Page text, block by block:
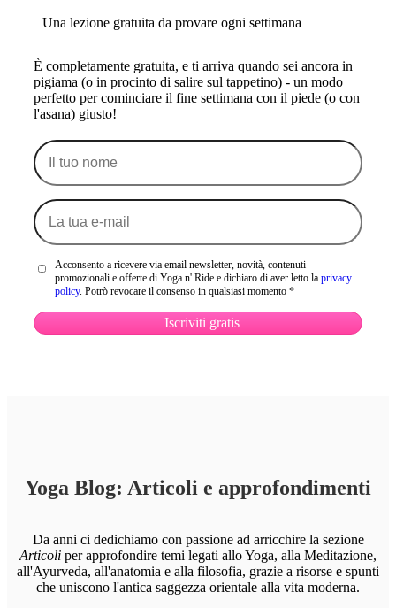
Una lezione gratuita da provare ogni settimana
È completamente gratuita, e ti arriva quando sei ancora in
pigiama (o in procinto di salire sul tappetino) - un modo
perfetto per cominciare il fine settimana con il piede (o con
l'asana) giusto!
Il
tuo
nome
La
tua
e-
Acconsento a ricevere via email newsletter, novità, contenuti
promozionali e offerte di Yoga n' Ride e dichiaro di aver letto la privacy
policy. Potrò revocare il consenso in qualsiasi momento *
Iscriviti gratis
Yoga Blog: Articoli e approfondimenti
Da anni ci dedichiamo con passione ad arricchire la sezione
Articoli per approfondire temi legati allo Yoga, alla Meditazione,
all'Ayurveda, all'anatomia e alla filosofia, grazie a risorse e spunti
che uniscono l'antica saggezza orientale alla vita moderna.